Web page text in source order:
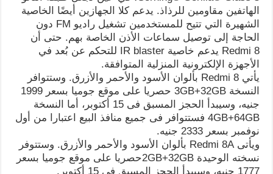
الهاتفين مقاومين للرذاذ. يدعم كلا الجهازين أيضًا الخاصية
الشهيرة التي تتيح للمستخدمين تشغيل راديو FM دون
الحاجة إلى توصيل سماعات الأذن الخاصة بهم. حتى أن
Redmi 8 يدعم خاصية IR blaster للتحكم عن بُعد في
الأجهزة الإلكترونية المنزلية المتوافقة.
يأتي Redmi 8 بألوان الأسود والأحمر والأزرق. وستتوافر
النسخة 3GB+32GB حصريا على موقع جوميا بسعر 1999
جنيه، وسيبدأ الحجز المسبق فى 15 أكتوبر، أما النسخة
4GB+64GB فستتوافر فى جميع منافذ البيع اعتبارا من أول
نوفمبر بسعر 2333 جنيه.
ويأتى Redmi 8A بألوان الأسود والأحمر والأزرق. وستتوفر
نسخته الوحيدة 2GB+32GBحصريا على موقع جوميا بسعر
1777 جنيه، وسيبدأ الحجز المسبق فى 15 أكتوبر.